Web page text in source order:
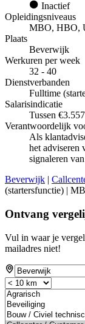
Inactief
Opleidingsniveaus
MBO, HBO,
Plaats
Beverwijk
Werkuren per week
32 - 40
Dienstverbanden
Fulltime
Salarisindicatie
Tussen
Verantwoordelijk
Als
het adviseren
signaleren
Beverwijk |
(startersfunctie) |
Ontvang
Vul in waar je
mailadres niet!